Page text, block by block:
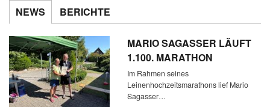
NEWS BERICHTE
MARIO SAGASSER LÄUFT
1.100. MARATHON
Im Rahmen seines
Leinenhochzeitsmarathons lief Mario
Sagasser…